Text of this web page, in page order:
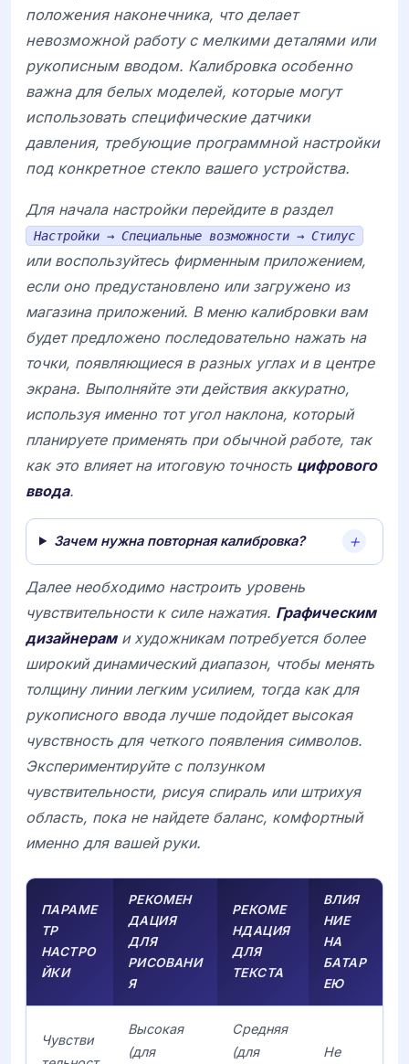
положения наконечника, что делает
невозможной работу с мелкими деталями или
рукописным вводом. Калибровка особенно
важна для белых моделей, которые могут
использовать специфические датчики
давления, требующие программной настройки
под конкретное стекло вашего устройства.
Для начала настройки перейдите в раздел
Настройки → Специальные возможности → Стилус
или воспользуйтесь фирменным приложением,
если оно предустановлено или загружено из
магазина приложений. В меню калибровки вам
будет предложено последовательно нажать на
точки, появляющиеся в разных углах и в центре
экрана. Выполняйте эти действия аккуратно,
используя именно тот угол наклона, который
планируете применять при обычной работе, так
как это влияет на итоговую точность цифрового
ввода.
Зачем нужна повторная калибровка?
Далее необходимо настроить уровень
чувствительности к силе нажатия. Графическим
дизайнерами художникам потребуется более
широкий динамический диапазон, чтобы менять
толщину линии легким усилием, тогда как для
рукописного ввода лучше подойдет высокая
чувствность для четкого появления символов.
Экспериментируйте с ползунком
чувствительности, рисуя спираль или штрихуя
область, пока не найдете баланс, комфортный
именно для вашей руки.
ПАРАМЕ
ТР
НАСТРО
ЙКИ
РЕКОМЕН
ДАЦИЯ
ДЛЯ
РИСОВАНИ
Я
РЕКОМЕ
НДАЦИЯ
ДЛЯ
ТЕКСТА
ВЛИЯ
НИЕ
НА
БАТАР
ЕЮ
Чувстви
Высокая
(для
Средняя
(для
Не